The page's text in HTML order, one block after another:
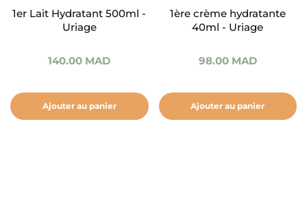
1er Lait Hydratant 500ml -
Uriage
140.00 MAD
Ajouter au panier
1ère crème hydratante
40ml - Uriage
98.00 MAD
Ajouter au panier